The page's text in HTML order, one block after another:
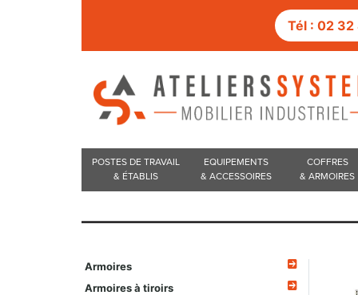
Tél : 02
POSTES DE TRAVAIL
& ÉTABLIS
EQUIPEMENTS
& ACCESSOIRES
COFFRES
& ARMOIRES
Armoires
Armoires à tiroirs